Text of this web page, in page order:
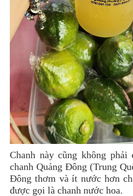
Chanh này cũng không phải
chanh Quảng Đông (Trung
Đông thơm và ít nước hơn
được gọi là chanh nước hoa.